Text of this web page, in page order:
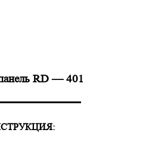
RD — 401